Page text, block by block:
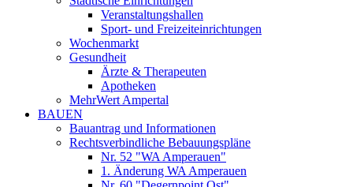
Veranstaltungshallen
Sport- und Freizeiteinrichtungen
Wochenmarkt
Gesundheit
Ärzte & Therapeuten
Apotheken
MehrWert Ampertal
BAUEN
Bauantrag und Informationen
Rechtsverbindliche Bebauungspläne
Nr. 52 "WA Amperauen"
1. Änderung WA Amperauen